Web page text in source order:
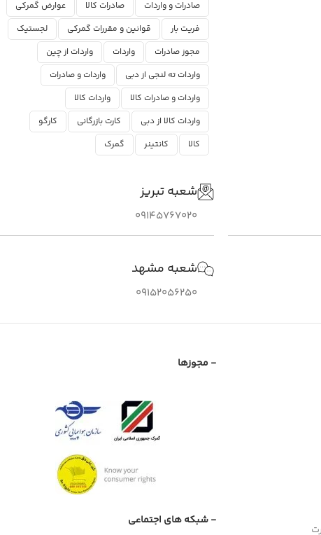
صادرات و واردات
صادرات کالا
عوارض گمرکی
فریت بار
قوانین و مقررات گمرکی
لجستیک
مجوز صادرات
واردات
واردات از چین
واردات ته لنجی از دبی
واردات و صادرات
واردات و صادرات کالا
واردات کالا
واردات کالا از دبی
کارت بازرگانی
کارگو
کالا
کانتینر گمرک
شعبه تبریز
09145767020
شعبه مشهد
09152056250
- مجوزها
- شبکه های اجتماعی